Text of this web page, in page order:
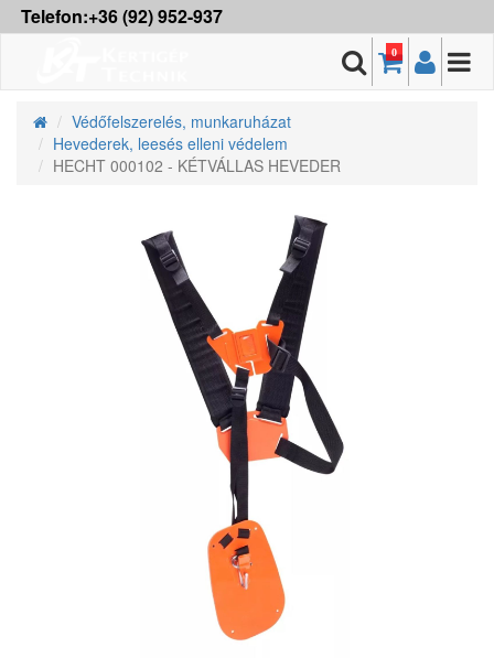
Telefon:+36 (92) 952-937
0
Védőfelszerelés, munkaruházat
Hevederek, leesés elleni védelem
HECHT 000102 - KÉTVÁLLAS HEVEDER